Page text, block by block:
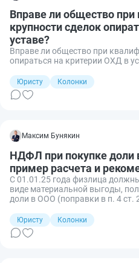
Вправе ли общество
крупности сделок
уставе?
Вправе ли общество при
опираться на критерии ОХД в
Юристу
Колонки
Максим Бунякин
НДФЛ при покупке доли
пример расчета и
С 01.01.25 года физлица
виде материальной выгоды,
доли в ООО (поправки в п. 4 ст.
выгоды в таких сделках.
Юристу
Колонки